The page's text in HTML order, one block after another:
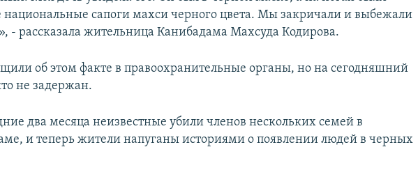
сапоги махси черного цвета. Мы закричали и выбежали
- рассказала жительница Канибадама Махсуда Кодирова.
об этом факте в правоохранительные органы, но на сегодняшний
не задержан.
два месяца неизвестные убили членов нескольких семей в
и теперь жители напуганы историями о появлении людей в черных